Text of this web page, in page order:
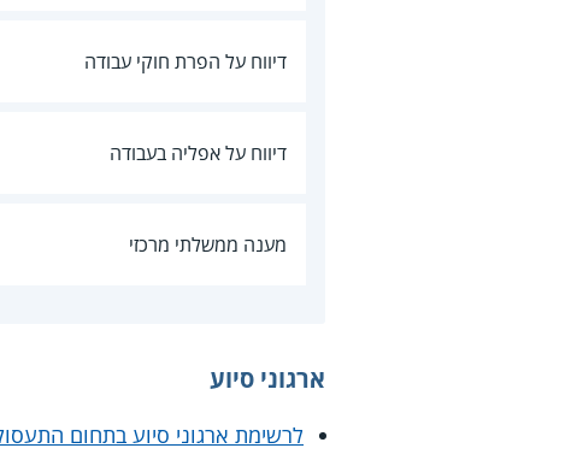
דיווח על הפרת חוקי עבודה
דיווח על אפליה בעבודה
מענה ממשלתי מרכזי
ארגוני סיוע
לרשימת ארגוני סיוע בתחום